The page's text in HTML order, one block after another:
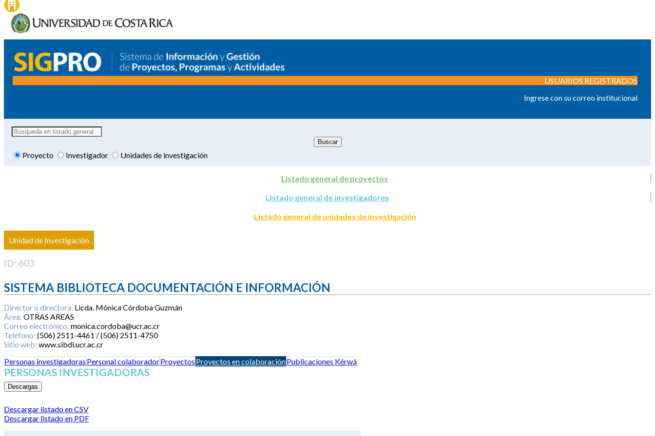
USUARIOS REGISTRADOS
Ingrese con su correo institucional
Proyecto Investigador Unidades de investigación
Listado general de proyectos
Listado general de investigadores
Listado general de unidades de investigación
Unidad de Investigación
ID: 603
SISTEMA BIBLIOTECA DOCUMENTACIÓN E INFORMACIÓN
Director o directora: Licda. Mónica Córdoba Guzmán
Área: OTRAS AREAS
Correo electrónico: monica.cordoba@ucr.ac.cr
Teléfono: (506) 2511-4461 / (506) 2511-4750
Sitio web: www.sibdi.ucr.ac.cr
Personas investigadoras Personal colaboradorProyectos Proyectos en colaboraciónPublicaciones Kérwá
PERSONAS INVESTIGADORAS
Descargas
Descargar listado en CSV
Descargar listado en PDF